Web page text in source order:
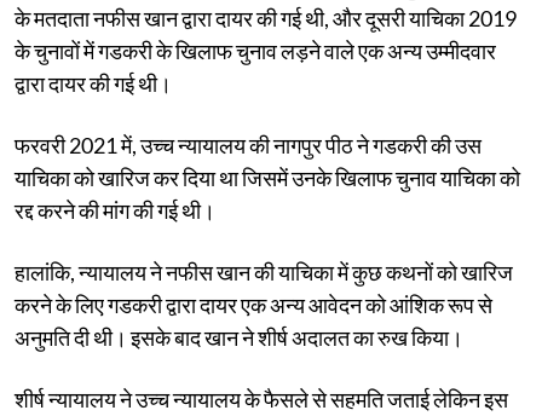
के मतदाता नफीस खान द्वारा दायर की गई थी, और दूसरी याचिका 2019
के चुनावों में गडकरी के खिलाफ चुनाव लड़ने वाले एक अन्य उम्मीदवार
द्वारा दायर की गई थी।
फरवरी 2021 में, उच्च न्यायालय की नागपुर पीठ ने गडकरी की उस
याचिका को खारिज कर दिया था जिसमें उनके खिलाफ चुनाव याचिका को
रद्द करने की मांग की गई थी।
हालांकि, न्यायालय ने नफीस खान की याचिका में कुछ कथनों को खारिज
करने के लिए गडकरी द्वारा दायर एक अन्य आवेदन को आंशिक रूप से
अनुमति दी थी। इसके बाद खान ने शीर्ष अदालत का रुख किया।
शीर्ष न्यायालय ने उच्च न्यायालय के फैसले से सहमति जताई लेकिन इस